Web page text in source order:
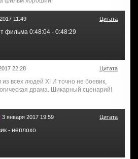
11:49 Цитата
фильма 0:48:04 - 0:48:29
22:28 Цитата
всех людей Х! И точно не боевик,
драма. Шикарный сценарий!
3 января 2017 19:59 Цитата
- неплохо